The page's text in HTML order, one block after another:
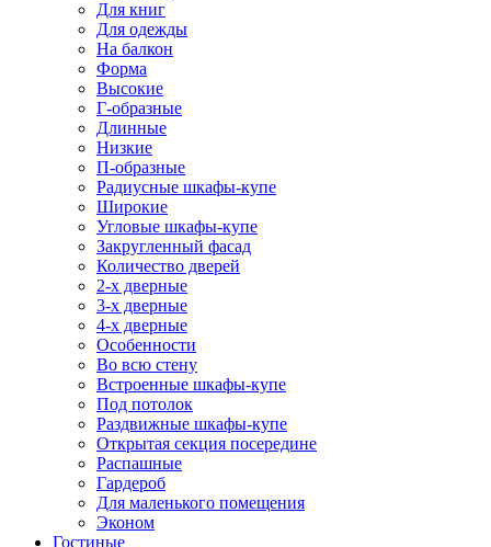
Для книг
Для одежды
На балкон
Форма
Высокие
Г-образные
Длинные
Низкие
П-образные
Радиусные шкафы-купе
Широкие
Угловые шкафы-купе
Закругленный фасад
Количество дверей
2-х дверные
3-х дверные
4-х дверные
Особенности
Во всю стену
Встроенные шкафы-купе
Под потолок
Раздвижные шкафы-купе
Открытая секция посередине
Распашные
Гардероб
Для маленького помещения
Эконом
Гостиные